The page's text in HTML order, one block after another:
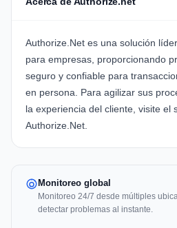
Authorize.Net es una solución
para empresas, proporcionando
seguro y confiable para
en persona. Para agilizar sus
la experiencia del cliente, visite el
Authorize.Net.
Monitoreo global
Monitoreo 24/7 desde múltiples
detectar problemas al instante.